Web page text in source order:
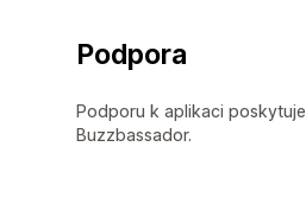
Podpora
Podporu k aplikaci poskytuje
Buzzbassador.